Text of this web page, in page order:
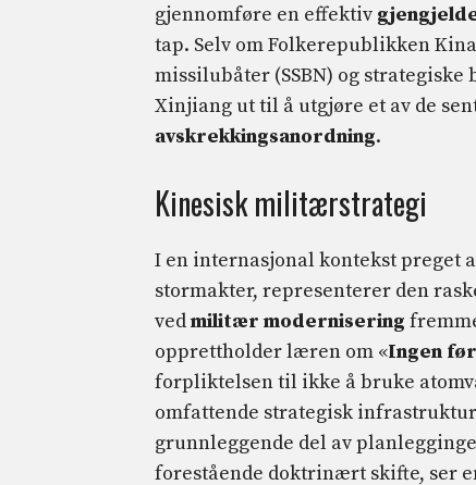
gjennomføre en effektiv
tap. Selv om Folkerepublikken Kina
missilubåter (SSBN) og
Xinjiang ut til å utgjøre et av de
avskrekkingsanordning.
Kinesisk militærstrategi
I en internasjonal kontekst preget
stormakter, representerer den
vedmilitær modernisering
opprettholder læren om «Ingen
forpliktelsen til ikke å bruke
omfattende strategisk
grunnleggende del av
forestående doktrinært skifte, ser